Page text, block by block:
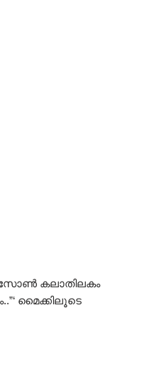
കലാതിലകം
മൈക്കിലൂടെ